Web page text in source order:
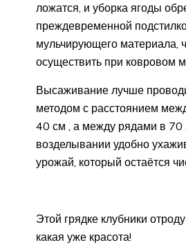
ложатся, и уборка ягоды
преждевременной
мульчирующего материала,
осуществить при ковровом
Высаживание лучше
методом с расстоянием
40 см , а между рядами в 70
возделывании удобно
урожай, который остаётся
Этой грядке клубники
какая уже красота!